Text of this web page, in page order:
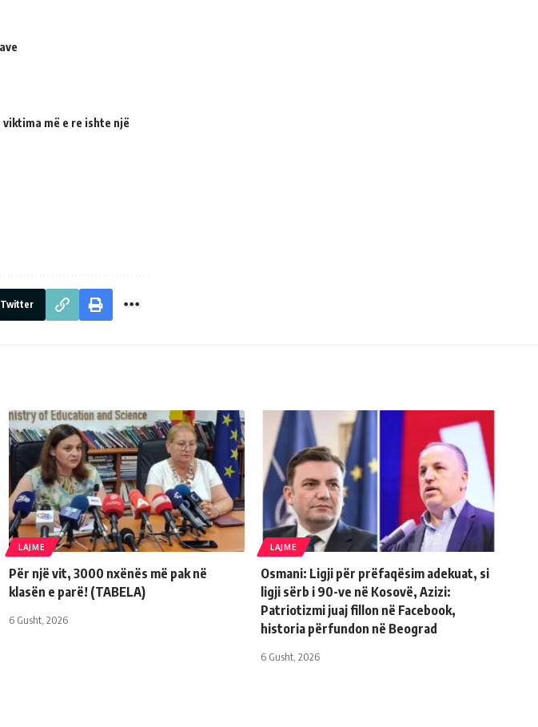
më e re ishte një
Twitter
LAJME
Për një vit, 3000 nxënës më pak në
klasën e parë! (TABELA)
6 Gusht, 2026
LAJME
Osmani: Ligji për prëfaqësim adekuat, si
ligji sërb i 90-ve në Kosovë, Azizi:
Patriotizmi juaj fillon në Facebook,
historia përfundon në Beograd
6 Gusht, 2026